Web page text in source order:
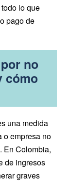
lo que
pago de
no
cómo
una medida
o empresa no
En Colombia,
de ingresos
graves